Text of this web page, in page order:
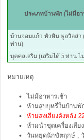
ประเภทบ้านพัก (ไม่มีอา
บ้านจอมแก้ว หัวหิน พูลวิลล่า
ท่าน)
บุคคลเสริม (เสริมได้ 5 ท่าน
หมายเหตุ
ไม่มีอาหารเช้า
ห้ามสูบบุหรี่ในบ้านพั
ห้ามส่งเสียงดังหลัง
ห้ามนำชุดเครื่องเสี
วันหยุดนักขัตฤกษ์ ,